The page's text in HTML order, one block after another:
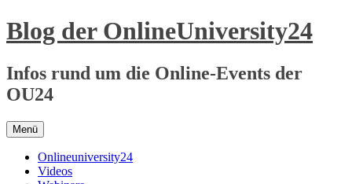
Zum
Inhalt
Blog der OnlineUniversity24
Infos rund um die Online-Events der
OU24
Menü
Onlineuniversity24
Videos